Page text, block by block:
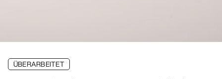
ÜBERARBEITET